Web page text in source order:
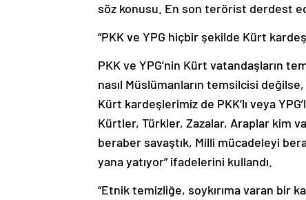
söz konusu. En son terörist derdest
“PKK ve YPG hiçbir şekilde Kürt
PKK ve YPG’nin Kürt vatandaşların
nasıl Müslümanların temsilcisi
Kürt kardeşlerimiz de PKK’lı veya
Kürtler, Türkler, Zazalar, Araplar kim
beraber savaştık, Milli mücadeleyi
yana yatıyor” ifadelerini kullandı.
“Etnik temizliğe, soykırıma varan bir